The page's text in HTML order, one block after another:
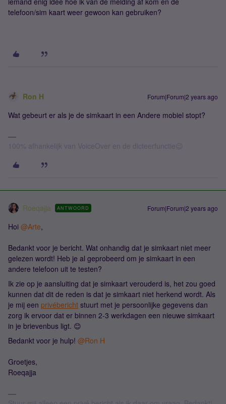
telefoon/sim kaart weer gewoon kan gebruiken?
Ron H Forum|Forum|2 years ago
Wat gebeurt er als je de simkaart in een Andere mobiel stopt?
100% afhankelijk van VoiceOver en de dicteerfunctie😉
Roeqajja ANTWOORD Forum|Forum|2 years ago
Hoi @Arte,
Bedankt voor je bericht. Wat onhandig dat je simkaart niet meer
gelezen wordt! Heb je al geprobeerd om je simkaart in een
andere telefoon uit te testen?
Ik zie op je aansluiting dat je simkaart verouderd is, het zou goed
kunnen dat dit de reden is dat je simkaart niet herkend wordt. Als
je mij een privébericht stuurt met je persoonlijke gegevens dan
zorg ik ervoor dat er binnen 2-3 werkdagen een nieuwe simkaart
in je brievenbus ligt. 😊
Bedankt voor je hulp! @Ron H
Groetjes,
Roeqajja